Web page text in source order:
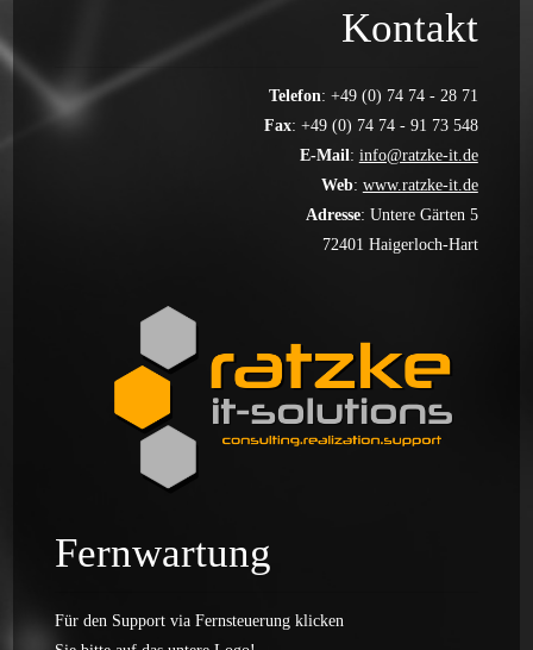
Kontakt
Telefon: +49 (0) 74 74 - 28 71
Fax: +49 (0) 74 74 - 91 73 548
E-Mail: info@ratzke-it.de
Web: www.ratzke-it.de
Adresse: Untere Gärten 5
72401 Haigerloch-Hart
Fernwartung
Für den Support via Fernsteuerung klicken